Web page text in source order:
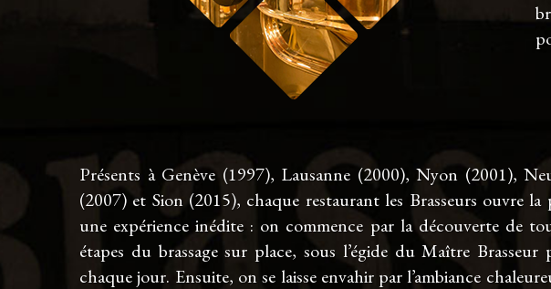
Présents à Genève (1997), Lausanne (2000), Nyon (2001),
(2007) et Sion (2015), chaque restaurant les Brasseurs ouvre la
une expérience inédite : on commence par la découverte de
étapes du brassage sur place, sous l’égide du Maître Brasseur
chaque jour. Ensuite, on se laisse envahir par l’ambiance